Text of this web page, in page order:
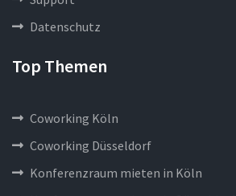
Datenschutz
Top Themen
Coworking Köln
Coworking Düsseldorf
Konferenzraum mieten in Köln